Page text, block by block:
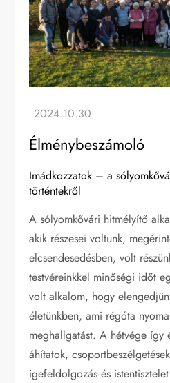
Élménybeszámoló
Imádkozzatok – a
történtekről
A sólyomkővári hitmélyítő
akik részesei voltunk,
elcsendesedésben, volt
testvéreinkkel minőségi időt
volt alkalom, hogy
életünkben, ami régóta
meghallgatást. A hétvége így
áhítatok,
igefeldolgozás és